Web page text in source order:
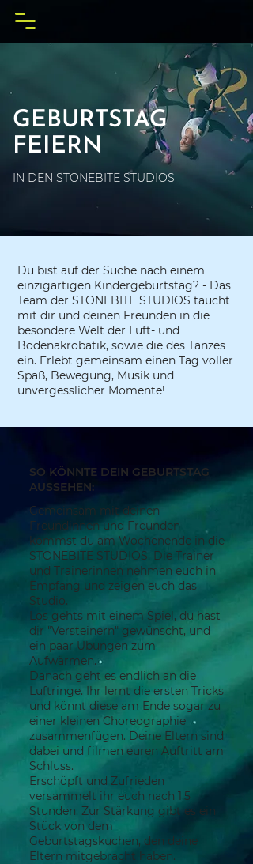
GEBURTSTAG
FEIERN
IN DEN STONEBITE STUDIOS
Du bist auf der Suche nach einem
einzigartigen Kindergeburtstag? - Das
Team der STONEBITE STUDIOS taucht
mit dir und deinen Freunden in die
besondere Welt der Luft- und
Bodenakrobatik, sowie die des Tanzes
ein. Erlebt gemeinsam einen Tag voller
Spaß, Bewegung, Musik und
unvergesslicher Momente!
Gemeinsam mit deinen
Freundinnen und Freunden
kommst du am Wochenende in die
STONEBITE STUDIOS. Die Trainer
und Trainerinnen nehmen euch in
Empfang und zeigen euch das
Studio.
Los gehts mit einem Spiel, du hast
dir "Versteinern" gewünscht, und
ein paar Übungen zum
Aufwärmen.
Danach geht es endlich an die
Luftringe. Ihr lernt die ersten Tricks
und könnt diese am Ende sogar zu
einer kleinen Choreographie
zusammenfügen. Deine Eltern sind
dabei und filmen euren Auftritt am
Schluss.
Erschöpft und Zufrieden
versammelt ihr euch nach 1,5
Stunden. Zur Stärkung gibt es ein
Stück von dem
Geburtstagskuchen, den deine
Eltern mitgebracht haben.
SO KÖNNTE DEIN GEBURTSTAG
AUSSEHEN: